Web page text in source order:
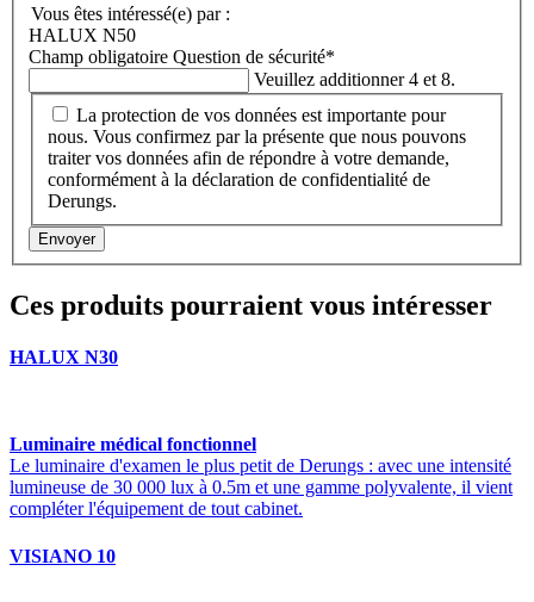
Vous êtes intéressé(e) par :
HALUX N50
Champ obligatoire Question de sécurité*
Veuillez additionner 4 et 8.
La protection de vos données est importante pour
nous. Vous confirmez par la présente que nous pouvons
traiter vos données afin de répondre à votre demande,
conformément à la déclaration de confidentialité de
Derungs.
Envoyer
Ces produits pourraient vous intéresser
HALUX N30
Luminaire médical fonctionnel
Le luminaire d'examen le plus petit de Derungs : avec une intensité
lumineuse de 30 000 lux à 0.5m et une gamme polyvalente, il vient
compléter l'équipement de tout cabinet.
VISIANO 10